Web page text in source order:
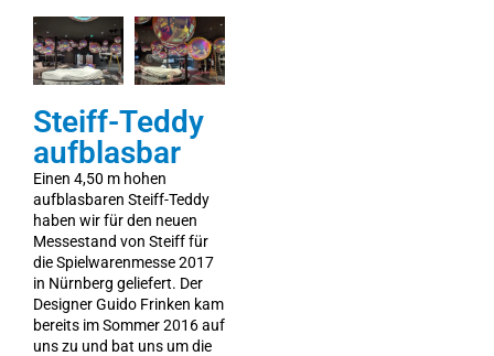
Steiff-Teddy
aufblasbar
Einen 4,50 m hohen
aufblasbaren Steiff-Teddy
haben wir für den neuen
Messestand von Steiff für
die Spielwarenmesse 2017
in Nürnberg geliefert. Der
Designer Guido Frinken kam
bereits im Sommer 2016 auf
uns zu und bat uns um die